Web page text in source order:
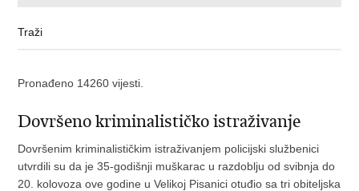
Pronađeno 14260 vijesti.
Dovršeno kriminalističko istraživanje
Dovršenim kriminalističkim istraživanjem policijski službenici
utvrdili su da je 35-godišnji muškarac u razdoblju od svibnja do
20. kolovoza ove godine u Velikoj Pisanici otuđio sa tri obiteljska